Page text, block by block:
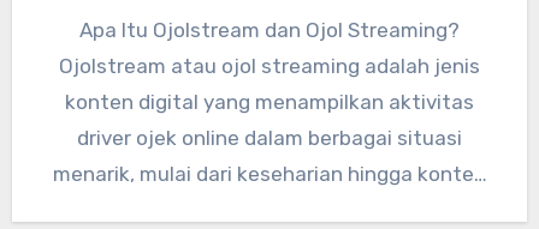
Apa Itu Ojolstream dan Ojol Streaming?
Ojolstream atau ojol streaming adalah jenis
konten digital yang menampilkan aktivitas
driver ojek online dalam berbagai situasi
menarik, mulai dari keseharian hingga konten